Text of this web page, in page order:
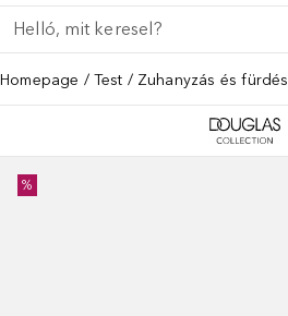
Menj vissza
Keresés végrehajtása
Homepage Test Zuhanyzás és fürdés
%